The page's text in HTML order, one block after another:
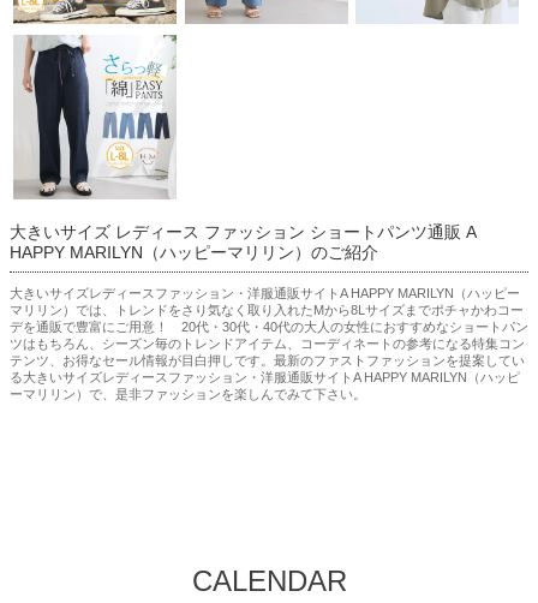
大きいサイズ レディース ファッション ショートパンツ通販 A
HAPPY MARILYN（ハッピーマリリン）のご紹介
大きいサイズレディースファッション・洋服通販サイトA HAPPY MARILYN（ハッピー
マリリン）では、トレンドをさり気なく取り入れたMから8Lサイズまでポチャかわコー
デを通販で豊富にご用意！ 20代・30代・40代の大人の女性におすすめなショートパン
ツはもちろん、シーズン毎のトレンドアイテム、コーディネートの参考になる特集コン
テンツ、お得なセール情報が目白押しです。最新のファストファッションを提案してい
る大きいサイズレディースファッション・洋服通販サイトA HAPPY MARILYN（ハッピ
ーマリリン）で、是非ファッションを楽しんでみて下さい。
CALENDAR